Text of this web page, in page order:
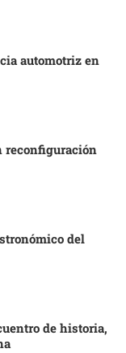
automotriz en
reconfiguración
del
de historia,